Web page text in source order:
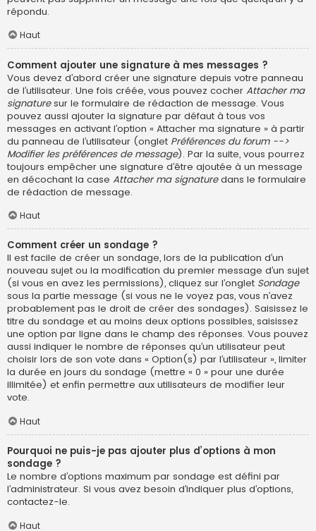
répondu.
Haut
Comment ajouter une signature à mes messages ?
Vous devez d’abord créer une signature depuis votre panneau
de l’utilisateur. Une fois créée, vous pouvez cocher Attacher ma
signaturesur le formulaire de rédaction de message. Vous
pouvez aussi ajouter la signature par défaut à tous vos
messages en activant l’option « Attacher ma signature » à partir
du panneau de l’utilisateur (onglet Préférences du forum -->
Modifier les préférences de message). Par la suite, vous pourrez
toujours empêcher une signature d’être ajoutée à un message
en décochant la case Attacher ma signaturedans le formulaire
de rédaction de message.
Haut
Comment créer un sondage ?
Il est facile de créer un sondage, lors de la publication d’un
nouveau sujet ou la modification du premier message d’un sujet
(si vous en avez les permissions), cliquez sur l’onglet Sondage
sous la partie message (si vous ne le voyez pas, vous n’avez
probablement pas le droit de créer des sondages). Saisissez le
titre du sondage et au moins deux options possibles, saisissez
une option par ligne dans le champ des réponses. Vous pouvez
aussi indiquer le nombre de réponses qu’un utilisateur peut
choisir lors de son vote dans « Option(s) par l’utilisateur », limiter
la durée en jours du sondage (mettre « 0 » pour une durée
illimitée) et enfin permettre aux utilisateurs de modifier leur
vote.
Haut
Pourquoi ne puis-je pas ajouter plus d’options à mon
sondage ?
Le nombre d’options maximum par sondage est défini par
l’administrateur. Si vous avez besoin d’indiquer plus d’options,
contactez-le.
Haut